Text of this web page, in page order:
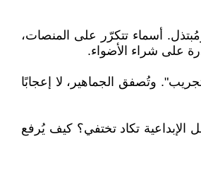
أسماء تتكرّر على المنصات،
على شراء الأضواء.
وتُصفق الجماهير، لا إعجابًا
الإبداعية تكاد تختفي؟ كيف يُرفع